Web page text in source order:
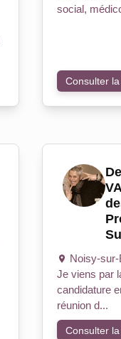
social,
Consulter
Noisy-sur-
Je viens par
candidature
réunion d...
Consulter